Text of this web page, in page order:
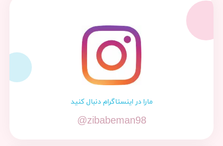
مارا در اینستاگرام دنبال کنید
@zibabeman98